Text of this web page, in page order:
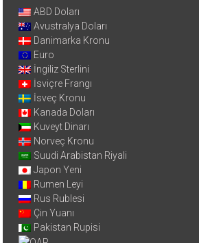
ABD Doları
Avustralya Doları
Danimarka Kronu
Euro
İngiliz Sterlini
İsviçre Frangı
İsveç Kronu
Kanada Doları
Kuveyt Dinarı
Norveç Kronu
Suudi Arabistan Riyali
Japon Yeni
Rumen Leyi
Rus Rublesi
Çin Yuanı
Pakistan Rupisi